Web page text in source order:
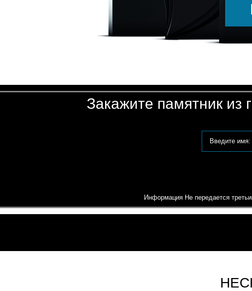
Закажите памятник из
Информация Не передается